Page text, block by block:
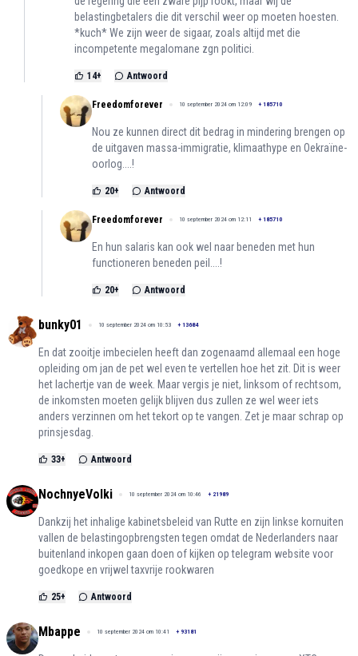
belastingbetalers die dit verschil weer op moeten hoesten.
*kuch* We zijn weer de sigaar, zoals altijd met die
incompetente megalomane zgn politici.
14+ Antwoord
Freedomforever 10 september 2024 om 12:09 + 185710
Nou ze kunnen direct dit bedrag in mindering brengen op
de uitgaven massa-immigratie, klimaathype en Oekraïne-
oorlog....!
20+ Antwoord
Freedomforever 10 september 2024 om 12:11 + 185710
En hun salaris kan ook wel naar beneden met hun
functioneren beneden peil....!
20+ Antwoord
bunky01 10 september 2024 om 10:53 + 13684
En dat zooitje imbecielen heeft dan zogenaamd allemaal een hoge
opleiding om jan de pet wel even te vertellen hoe het zit. Dit is weer
het lachertje van de week. Maar vergis je niet, linksom of rechtsom,
de inkomsten moeten gelijk blijven dus zullen ze wel weer iets
anders verzinnen om het tekort op te vangen. Zet je maar schrap op
prinsjesdag.
33+ Antwoord
NochnyeVolki 10 september 2024 om 10:46 + 21989
Dankzij het inhalige kabinetsbeleid van Rutte en zijn linkse kornuiten
vallen de belastingopbrengsten tegen omdat de Nederlanders naar
buitenland inkopen gaan doen of kijken op telegram website voor
goedkope en vrijwel taxvrije rookwaren
25+ Antwoord
Mbappe 10 september 2024 om 10:41 + 93181